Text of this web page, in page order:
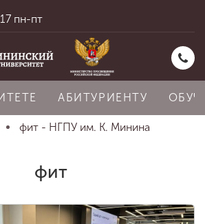
пн-пт
АБИТУРИЕНТУ
фит - НГПУ им. К. Минина
фит